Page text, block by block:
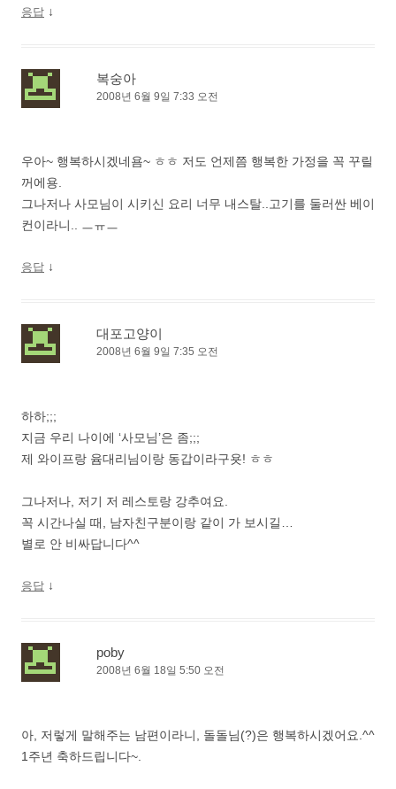
응답 ↓
복숭아
2008년 6월 9일 7:33 오전
우아~ 행복하시겠네욤~ ㅎㅎ 저도 언제쯤 행복한 가정을 꼭 꾸릴
꺼에용.
그나저나 사모님이 시키신 요리 너무 내스탈..고기를 둘러싼 베이
컨이라니.. ㅡㅠㅡ
응답 ↓
대포고양이
2008년 6월 9일 7:35 오전
하하;;;
지금 우리 나이에 ‘사모님’은 좀;;;
제 와이프랑 윰대리님이랑 동갑이라구욧! ㅎㅎ
그나저나, 저기 저 레스토랑 강추여요.
꼭 시간나실 때, 남자친구분이랑 같이 가 보시길…
별로 안 비싸답니다^^
응답 ↓
poby
2008년 6월 18일 5:50 오전
아, 저렇게 말해주는 남편이라니, 돌돌님(?)은 행복하시겠어요.^^
1주년 축하드립니다~.